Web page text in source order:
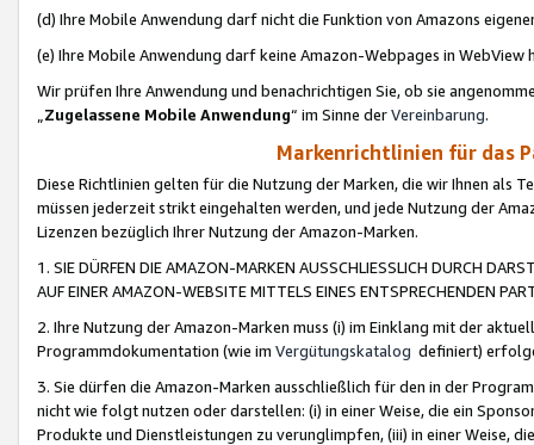
(d) Ihre Mobile Anwendung darf nicht die Funktion von Amazons
(e) Ihre Mobile Anwendung darf keine Amazon-Webpages in WebView
Wir prüfen Ihre Anwendung und benachrichtigen Sie, ob sie
„Zugelassene Mobile Anwendung“ im Sinne derVereinbarung.
Markenrichtlinien für das
Diese Richtlinien gelten für die Nutzung der Marken, die wir Ihnen als
müssen jederzeit strikt eingehalten werden, und jede Nutzung der
Lizenzen bezüglich Ihrer Nutzung der Amazon-Marken.
1. SIE DÜRFEN DIE AMAZON-MARKEN AUSSCHLIESSLICH DURCH
AUF EINER AMAZON-WEBSITE MITTELS EINES ENTSPRECHENDEN
2. Ihre Nutzung der Amazon-Marken muss (i) im Einklang mit der
Programmdokumentation (wie im Vergütungskatalog definiert)
3. Sie dürfen die Amazon-Marken ausschließlich für den in der
nicht wie folgt nutzen oder darstellen: (i) in einer Weise, die ein
Produkte und Dienstleistungen zu verunglimpfen, (iii) in einer Weise,